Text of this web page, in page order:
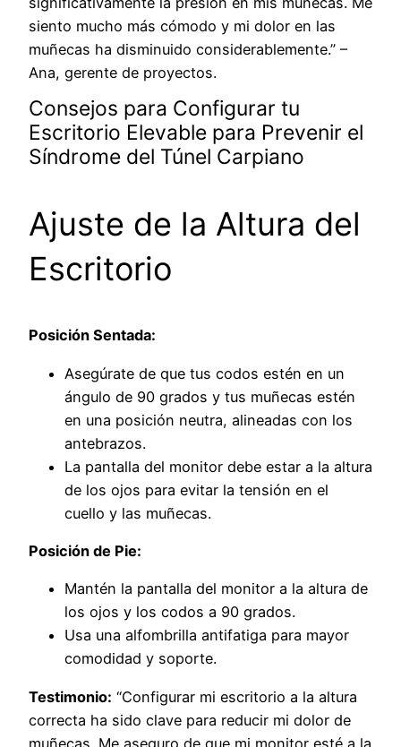
siento mucho más cómodo y mi dolor en las
muñecas ha disminuido considerablemente.” –
Ana, gerente de proyectos.
Consejos para Configurar tu
Escritorio Elevable para Prevenir el
Síndrome del Túnel Carpiano
Ajuste de la Altura del
Escritorio
Posición Sentada:
Asegúrate de que tus codos estén en un
ángulo de 90 grados y tus muñecas estén
en una posición neutra, alineadas con los
antebrazos.
La pantalla del monitor debe estar a la altura
de los ojos para evitar la tensión en el
cuello y las muñecas.
Posición de Pie:
Mantén la pantalla del monitor a la altura de
los ojos y los codos a 90 grados.
Usa una alfombrilla antifatiga para mayor
comodidad y soporte.
Testimonio: “Configurar mi escritorio a la altura
correcta ha sido clave para reducir mi dolor de
muñecas. Me aseguro de que mi monitor esté a la